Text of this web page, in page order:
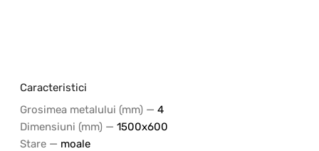
Caracteristici
Grosimea metalului (mm) — 4
Dimensiuni (mm) — 1500х600
Stare — moale